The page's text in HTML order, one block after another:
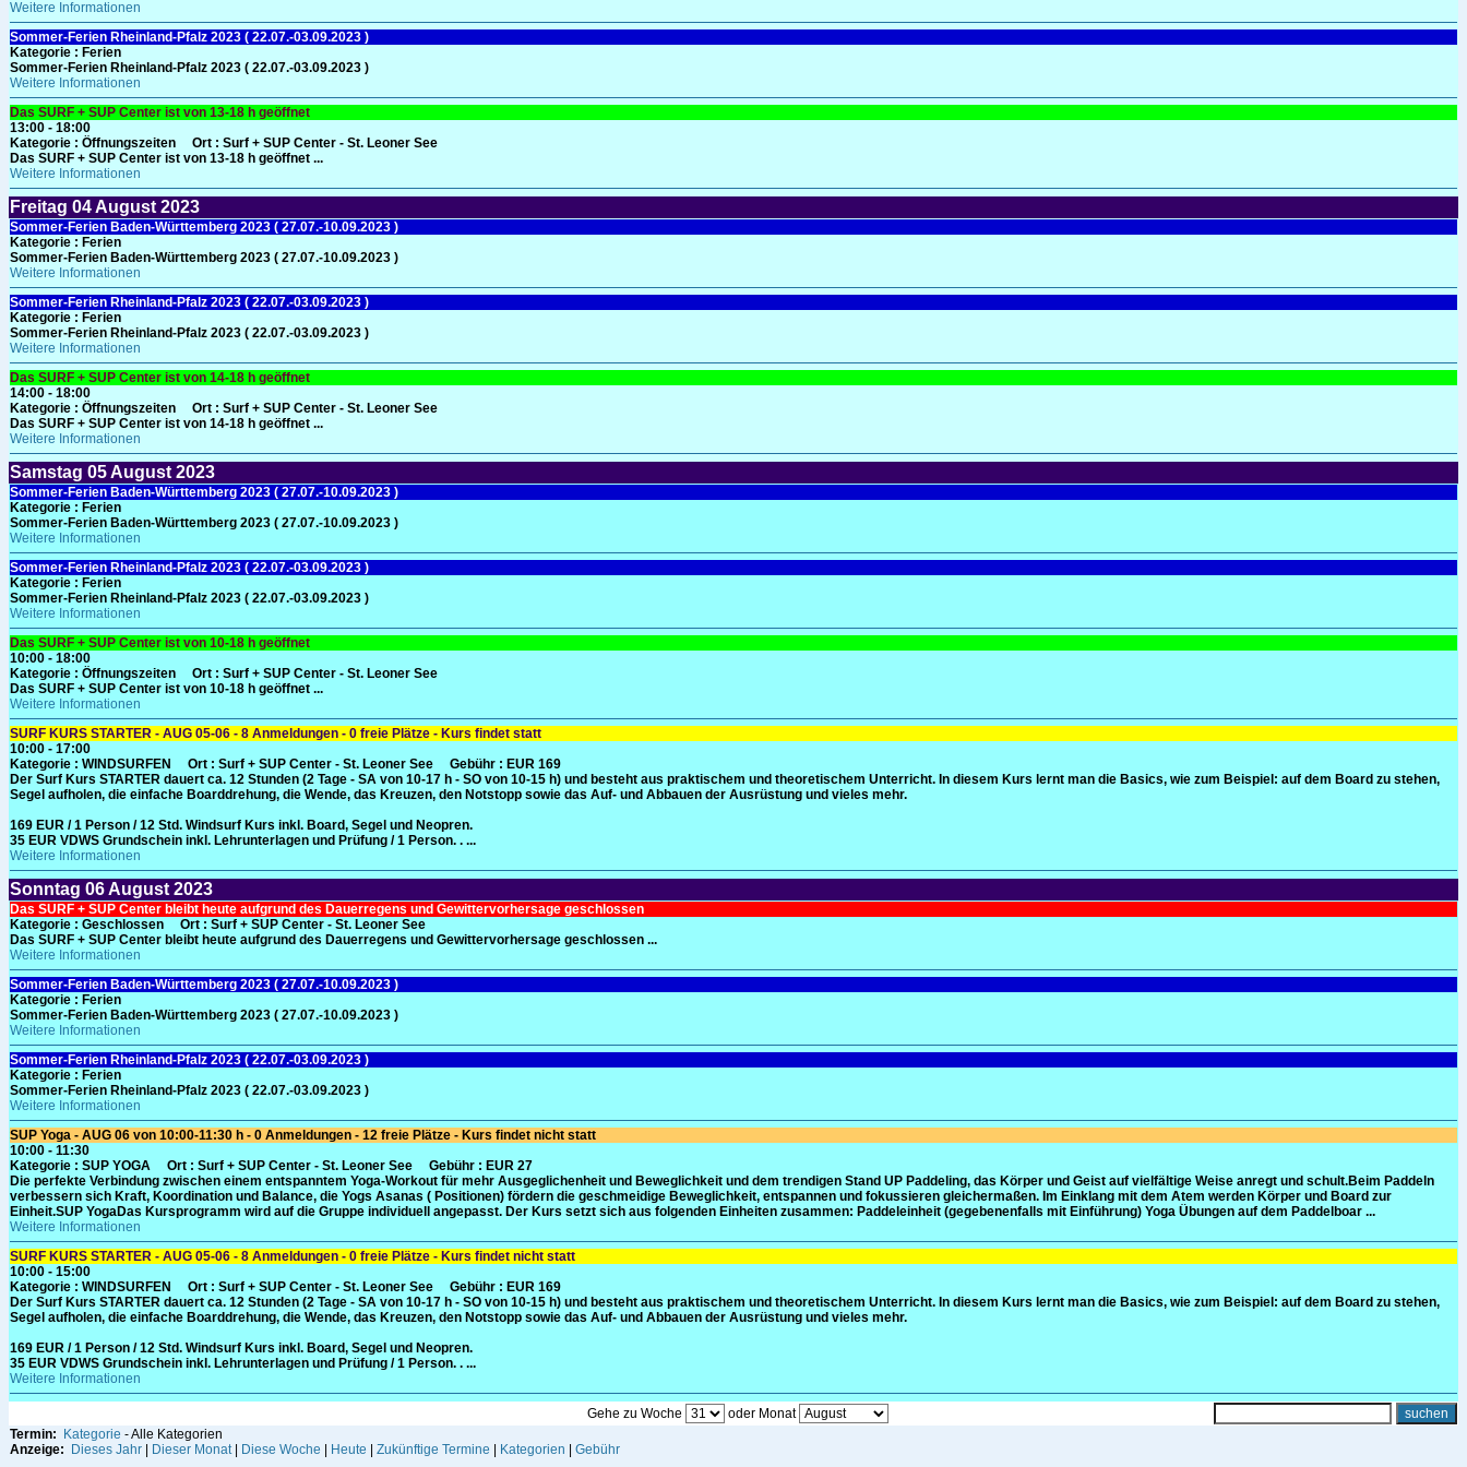
Weitere Informationen
Sommer-Ferien Rheinland-Pfalz 2023 ( 22.07.-03.09.2023 )
Kategorie : Ferien
Sommer-Ferien Rheinland-Pfalz 2023 ( 22.07.-03.09.2023 )
Weitere Informationen
Das SURF + SUP Center ist von 13-18 h geöffnet
13:00 - 18:00
Kategorie : Öffnungszeiten Ort : Surf + SUP Center - St. Leoner See
Das SURF + SUP Center ist von 13-18 h geöffnet ...
Weitere Informationen
Freitag 04August 2023
Sommer-Ferien Baden-Württemberg 2023 ( 27.07.-10.09.2023 )
Kategorie : Ferien
Sommer-Ferien Baden-Württemberg 2023 ( 27.07.-10.09.2023 )
Weitere Informationen
Sommer-Ferien Rheinland-Pfalz 2023 ( 22.07.-03.09.2023 )
Kategorie : Ferien
Sommer-Ferien Rheinland-Pfalz 2023 ( 22.07.-03.09.2023 )
Weitere Informationen
Das SURF + SUP Center ist von 14-18 h geöffnet
14:00 - 18:00
Kategorie : Öffnungszeiten Ort : Surf + SUP Center - St. Leoner See
Das SURF + SUP Center ist von 14-18 h geöffnet ...
Weitere Informationen
Samstag 05August 2023
Sommer-Ferien Baden-Württemberg 2023 ( 27.07.-10.09.2023 )
Kategorie : Ferien
Sommer-Ferien Baden-Württemberg 2023 ( 27.07.-10.09.2023 )
Weitere Informationen
Sommer-Ferien Rheinland-Pfalz 2023 ( 22.07.-03.09.2023 )
Kategorie : Ferien
Sommer-Ferien Rheinland-Pfalz 2023 ( 22.07.-03.09.2023 )
Weitere Informationen
Das SURF + SUP Center ist von 10-18 h geöffnet
10:00 - 18:00
Kategorie : Öffnungszeiten Ort : Surf + SUP Center - St. Leoner See
Das SURF + SUP Center ist von 10-18 h geöffnet ...
Weitere Informationen
SURF KURS STARTER - AUG 05-06 - 8 Anmeldungen - 0 freie Plätze - Kurs findet statt
10:00 - 17:00
Kategorie : WINDSURFEN Ort : Surf + SUP Center - St. Leoner See Gebühr : EUR 169
Der Surf Kurs STARTER dauert ca. 12 Stunden (2 Tage - SA von 10-17 h - SO von 10-15 h) und besteht aus praktischem und theoretischem Unterricht. In diesem Kurs lernt man die Basics, wie zum Beispiel: auf dem Board zu stehen,
Segel aufholen, die einfache Boarddrehung, die Wende, das Kreuzen, den Notstopp sowie das Auf- und Abbauen der Ausrüstung und vieles mehr.
169 EUR / 1 Person / 12 Std. Windsurf Kurs inkl. Board, Segel und Neopren.
35 EUR VDWS Grundschein inkl. Lehrunterlagen und Prüfung / 1 Person. . ...
Weitere Informationen
Sonntag 06August 2023
Das SURF + SUP Center bleibt heute aufgrund des Dauerregens und Gewittervorhersage geschlossen
Kategorie : Geschlossen Ort : Surf + SUP Center - St. Leoner See
Das SURF + SUP Center bleibt heute aufgrund des Dauerregens und Gewittervorhersage geschlossen ...
Weitere Informationen
Sommer-Ferien Baden-Württemberg 2023 ( 27.07.-10.09.2023 )
Kategorie : Ferien
Sommer-Ferien Baden-Württemberg 2023 ( 27.07.-10.09.2023 )
Weitere Informationen
Sommer-Ferien Rheinland-Pfalz 2023 ( 22.07.-03.09.2023 )
Kategorie : Ferien
Sommer-Ferien Rheinland-Pfalz 2023 ( 22.07.-03.09.2023 )
Weitere Informationen
SUP Yoga - AUG 06 von 10:00-11:30 h - 0 Anmeldungen - 12 freie Plätze - Kurs findet nicht statt
10:00 - 11:30
Kategorie : SUP YOGA Ort : Surf + SUP Center - St. Leoner See Gebühr : EUR 27
Die perfekte Verbindung zwischen einem entspanntem Yoga-Workout für mehr Ausgeglichenheit und Beweglichkeit und dem trendigen Stand UP Paddeling, das Körper und Geist auf vielfältige Weise anregt und schult.Beim Paddeln
verbessern sich Kraft, Koordination und Balance, die Yogs Asanas ( Positionen) fördern die geschmeidige Beweglichkeit, entspannen und fokussieren gleichermaßen. Im Einklang mit dem Atem werden Körper und Board zur
Einheit.SUP YogaDas Kursprogramm wird auf die Gruppe individuell angepasst. Der Kurs setzt sich aus folgenden Einheiten zusammen: Paddeleinheit (gegebenenfalls mit Einführung) Yoga Übungen auf dem Paddelboar ...
Weitere Informationen
SURF KURS STARTER - AUG 05-06 - 8 Anmeldungen - 0 freie Plätze - Kurs findet nicht statt
10:00 - 15:00
Kategorie : WINDSURFEN Ort : Surf + SUP Center - St. Leoner See Gebühr : EUR 169
Der Surf Kurs STARTER dauert ca. 12 Stunden (2 Tage - SA von 10-17 h - SO von 10-15 h) und besteht aus praktischem und theoretischem Unterricht. In diesem Kurs lernt man die Basics, wie zum Beispiel: auf dem Board zu stehen,
Segel aufholen, die einfache Boarddrehung, die Wende, das Kreuzen, den Notstopp sowie das Auf- und Abbauen der Ausrüstung und vieles mehr.
169 EUR / 1 Person / 12 Std. Windsurf Kurs inkl. Board, Segel und Neopren.
35 EUR VDWS Grundschein inkl. Lehrunterlagen und Prüfung / 1 Person. . ...
Weitere Informationen
Gehe zu Woche
oder Monat
Termin:
Kategorie - Alle Kategorien
Anzeige:
Dieses Jahr Dieser Monat| Diese Woche Heute Zukünftige Termine Kategorien Gebühr